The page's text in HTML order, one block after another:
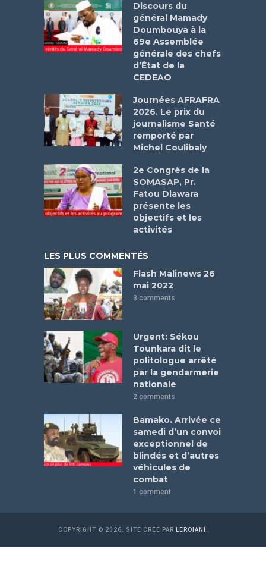
Discours du
général Mamady
Doumbouya à la
69e Assemblée
générale des chefs
d’État de la
CEDEAO
Journées AFRAFRA
2026. Le prix du
journalisme Santé
remporté par
Michel Coulibaly
2e Congrès de la
SOMASAP, Pr.
Fatou Diawara
présente les
objectifs et les
activités
LES PLUS COMMENTÉS
Flash Malinews 26
mai 2022
3 comments
Urgent: Sékou
Tounkara dit le
politologue arrêté
par la gendarmerie
nationale
2 comments
Bamako. Arrivée ce
samedi d’un convoi
exceptionnel de
blindés et d’autres
véhicules de
combat
1 comment
COPYRIGHT © 2026. SITE CRÉE PAR LEROIANI